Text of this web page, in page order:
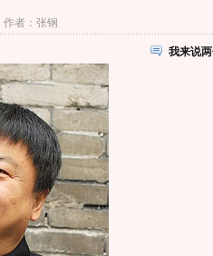
作者：张钢
我来说